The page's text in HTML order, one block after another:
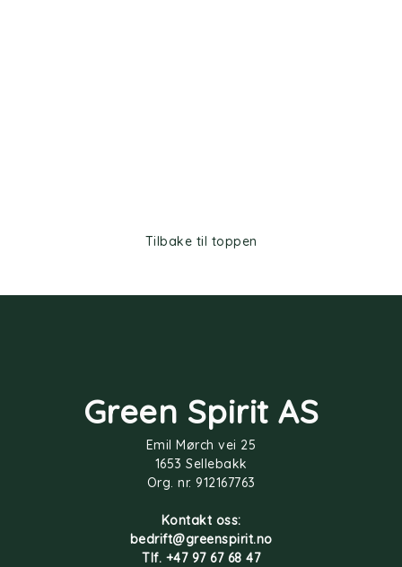
Tilbake til toppen
Green Spirit AS
Emil Mørch vei 25
1653 Sellebakk
Org. nr. 912167763
Kontakt oss:
bedrift@greenspirit.no
Tlf. +47 97 67 68 47